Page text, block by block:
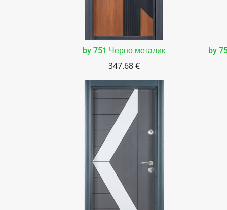
by 751 Черно металик
347.68 €
by